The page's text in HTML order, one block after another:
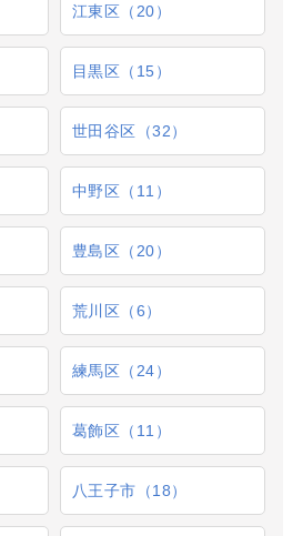
江東区（20）
目黒区（15）
世田谷区（32）
中野区（11）
豊島区（20）
荒川区（6）
練馬区（24）
葛飾区（11）
八王子市（18）